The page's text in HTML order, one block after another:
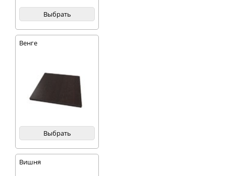
Выбрать
Венге
Выбрать
Вишня